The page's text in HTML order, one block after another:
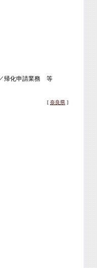
帰化申請業務 等
[ 奈良県 ]